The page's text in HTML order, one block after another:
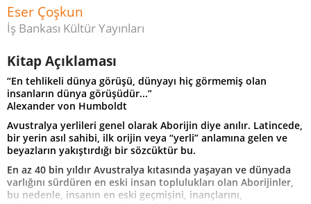
Eser Çoşkun
İş Bankası Kültür Yayınları
Kitap Açıklaması
“En tehlikeli dünya görüşü, dünyayı hiç görmemiş olan
insanların dünya görüşüdür...”
Alexander von Humboldt
Avustralya yerlileri genel olarak Aborijin diye anılır. Latincede,
bir yerin asıl sahibi, ilk orijin veya “yerli” anlamına gelen ve
beyazların yakıştırdığı bir sözcüktür bu.
En az 40 bin yıldır Avustralya kıtasında yaşayan ve dünyada
varlığını sürdüren en eski insan toplulukları olan Aborijinler,
bu nedenle, insanın en eski geçmişini, inançlarını,